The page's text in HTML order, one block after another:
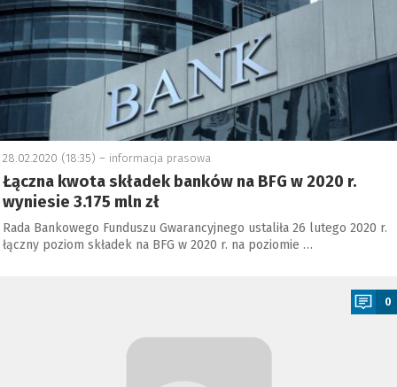
28.02.2020 (18:35) – informacja prasowa
Łączna kwota składek banków na BFG w 2020 r.
wyniesie 3.175 mln zł
Rada Bankowego Funduszu Gwarancyjnego ustaliła 26 lutego 2020 r.
łączny poziom składek na BFG w 2020 r. na poziomie …
0